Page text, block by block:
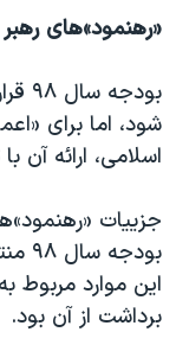
صفحه‌های ویژه
سفر پرزیدنت
«رهنمود»های رهبر
شود، اما برای
اسلامی، ارائه آن
جزییات
این موارد مربوط
برداشت از آن بود.